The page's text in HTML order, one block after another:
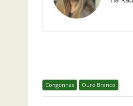
Congonhas Ouro Branco